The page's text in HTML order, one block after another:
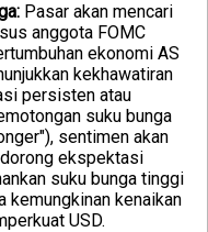
Pasar akan mencari
anggota FOMC
ekonomi AS
kekhawatiran
persisten atau
suku bunga
sentimen akan
ekspektasi
suku bunga tinggi
kemungkinan kenaikan
USD.